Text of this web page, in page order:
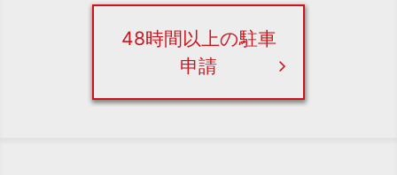
48時間以上の駐車
申請